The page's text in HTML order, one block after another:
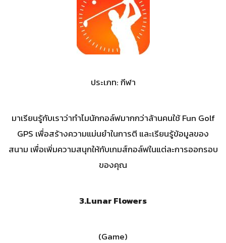
ประเภท: กีฬา
มาเรียนรู้กับเราว่าทำไมนักกอล์ฟมากกว่าล้านคนใช้ Fun Golf
GPS เพื่อสร้างความแม่นยำในการตี และเรียนรู้ข้อมูลของ
สนาม เพื่อเพิ่มความสนุกให้กับเกมส์กอล์ฟในแต่ละการออกรอบ
ของคุณ
3.Lunar Flowers
(Game)